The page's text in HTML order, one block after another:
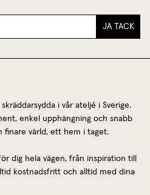
JA TACK
i vår ateljé i Sverige.
enkel upphängning och snabb
finare värld, ett hem i taget.
dig hela vägen, från inspiration till
kostnadsfritt och alltid med dina